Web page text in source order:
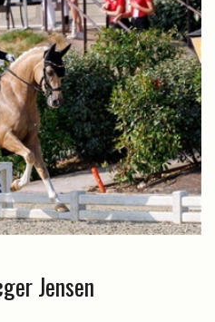
Jensen